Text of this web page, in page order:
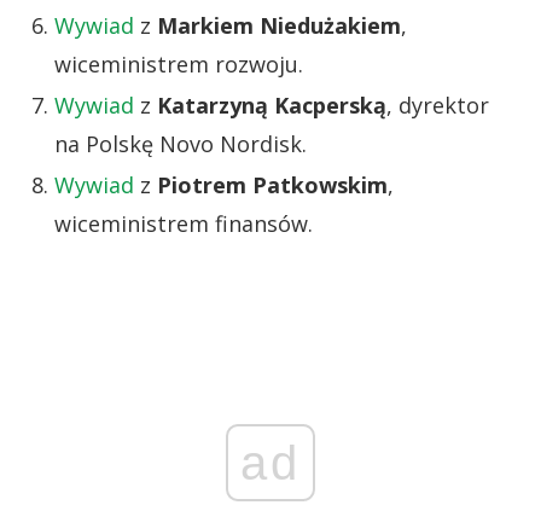
Wywiad z Markiem Niedużakiem,
wiceministrem rozwoju.
Wywiad z Katarzyną Kacperską, dyrektor
na Polskę Novo Nordisk.
Wywiad z Piotrem Patkowskim,
wiceministrem finansów.
ad